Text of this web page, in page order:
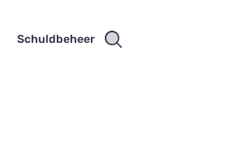
Schuldbeheer